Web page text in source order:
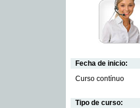
Fecha de inicio:
Curso contínuo
Tipo de curso: